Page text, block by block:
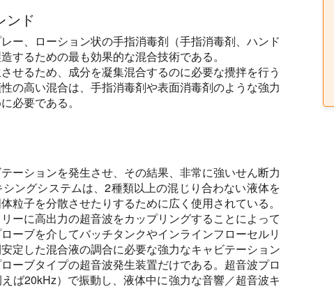
ンド
ー、ローション状の手指消毒剤（手指消毒剤、ハンド
するための最も効果的な混合技術である。
せるため、成分を凝集混合するのに必要な攪拌を行う
の高い混合は、手指消毒剤や表面消毒剤のような強力
必要である。
ーションを発生させ、その結果、非常に強いせん断力
ングシステムは、2種類以上の混じり合わない液体を
粒子を分散させたりするために広く使用されている。
ーに高出力の超音波をカップリングすることによって
ーブを介してバッチタンクやインラインフローセルリ
定した混合液の調合に必要な強力なキャビテーション
ーブタイプの超音波発生装置だけである。超音波プロ
ば20kHz）で振動し、液体中に強力な音響／超音波キ